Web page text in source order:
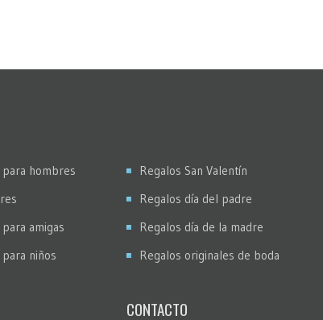
hombres
amigas
niños
Regalos San Valentín
Regalos día del padre
Regalos día de la madre
Regalos originales de boda
CONTACTO